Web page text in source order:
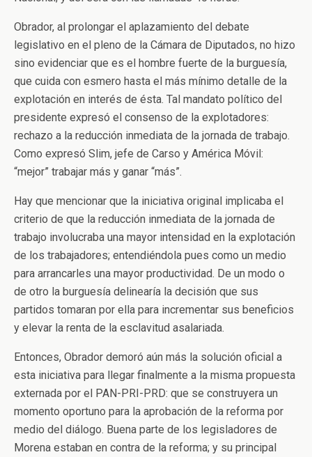
Obrador, al prolongar el aplazamiento del debate
legislativo en el pleno de la Cámara de Diputados, no hizo
sino evidenciar que es el hombre fuerte de la burguesía,
que cuida con esmero hasta el más mínimo detalle de la
explotación en interés de ésta. Tal mandato político del
presidente expresó el consenso de la explotadores:
rechazo a la reducción inmediata de la jornada de trabajo.
Como expresó Slim, jefe de Carso y América Móvil:
“mejor” trabajar más y ganar “más”.
Hay que mencionar que la iniciativa original implicaba el
criterio de que la reducción inmediata de la jornada de
trabajo involucraba una mayor intensidad en la explotación
de los trabajadores; entendiéndola pues como un medio
para arrancarles una mayor productividad. De un modo o
de otro la burguesía delinearía la decisión que sus
partidos tomaran por ella para incrementar sus beneficios
y elevar la renta de la esclavitud asalariada.
Entonces, Obrador demoró aún más la solución oficial a
esta iniciativa para llegar finalmente a la misma propuesta
externada por el PAN-PRI-PRD: que se construyera un
momento oportuno para la aprobación de la reforma por
medio del diálogo. Buena parte de los legisladores de
Morena estaban en contra de la reforma; y su principal